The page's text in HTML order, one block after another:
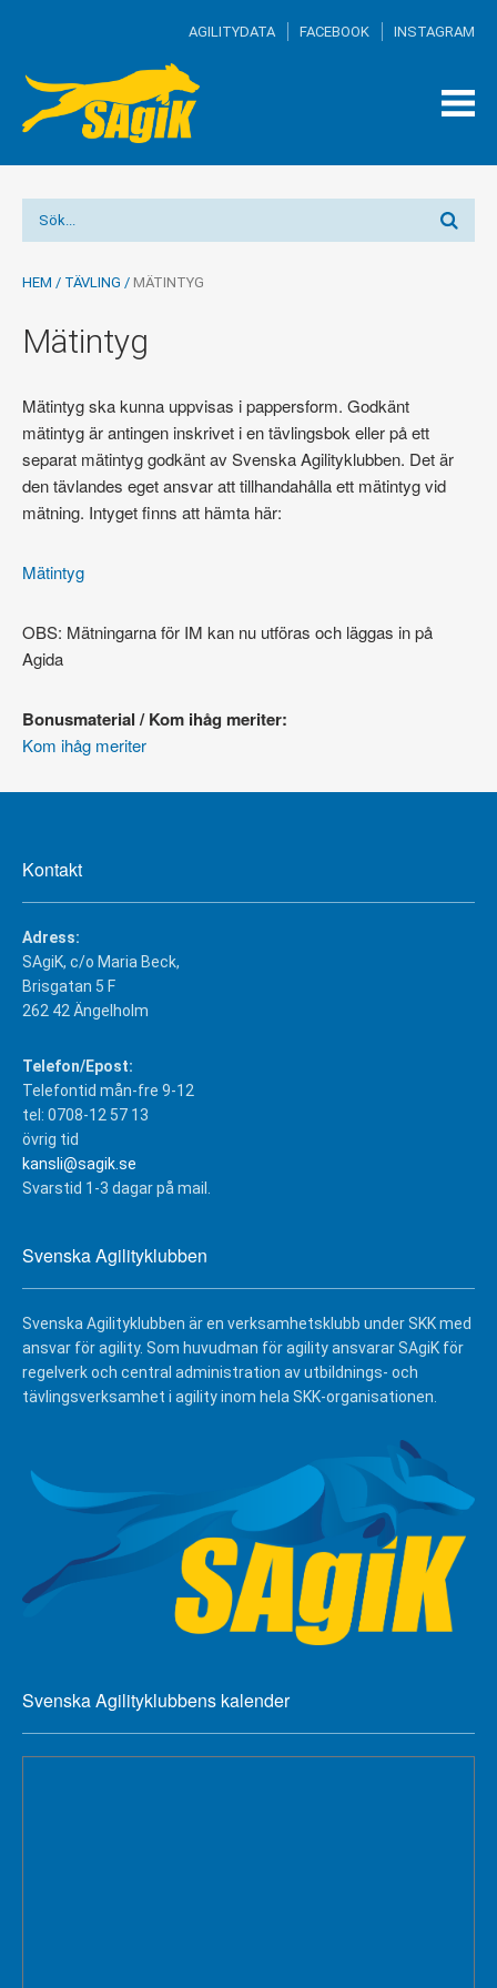
AGILITYDATA FACEBOOK INSTAGRAM
HEM / TÄVLING / MÄTINTYG
Mätintyg
Mätintyg ska kunna uppvisas i pappersform. Godkänt
mätintyg är antingen inskrivet i en tävlingsbok eller på ett
separat mätintyg godkänt av Svenska Agilityklubben. Det är
den tävlandes eget ansvar att tillhandahålla ett mätintyg vid
mätning. Intyget finns att hämta här:
Mätintyg
OBS: Mätningarna för IM kan nu utföras och läggas in på
Agida
Bonusmaterial / Kom ihåg meriter:
Kom ihåg meriter
Kontakt
Adress:
SAgiK, c/o Maria Beck,
Brisgatan 5 F
262 42 Ängelholm
Telefon/Epost:
Telefontid mån-fre 9-12
tel: 0708-12 57 13
övrig tid
kansli@sagik.se
Svarstid 1-3 dagar på mail.
Svenska Agilityklubben
Svenska Agilityklubben är en verksamhetsklubb under SKK med
ansvar för agility. Som huvudman för agility ansvarar SAgiK för
regelverk och central administration av utbildnings- och
tävlingsverksamhet i agility inom hela SKK-organisationen.
Svenska Agilityklubbens kalender